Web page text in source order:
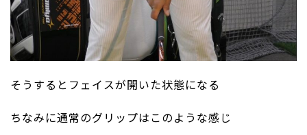
そうするとフェイスが開いた状態になる
ちなみに通常のグリップはこのような感じ